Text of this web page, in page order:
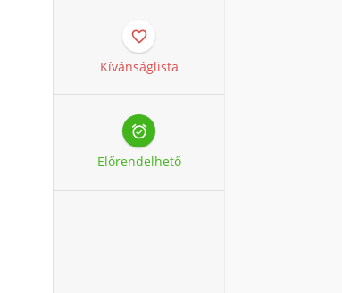

Kívánságlista

Előrendelhető